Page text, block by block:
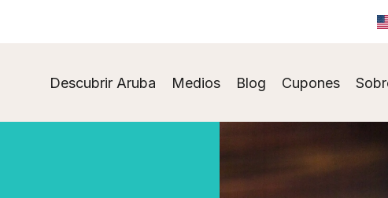
Descubrir Aruba Medios Blog Cupones